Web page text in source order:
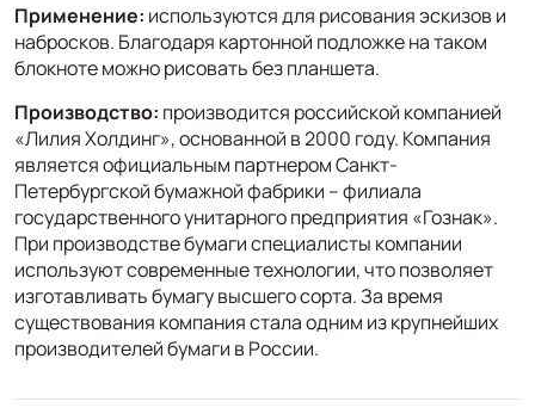
Применение: используются для рисования эскизов и
набросков. Благодаря картонной подложке на таком
блокноте можно рисовать без планшета.
Производство: производится российской компанией
«Лилия Холдинг», основанной в 2000 году. Компания
является официальным партнером Санкт-
Петербургской бумажной фабрики – филиала
государственного унитарного предприятия «Гознак».
При производстве бумаги специалисты компании
используют современные технологии, что позволяет
изготавливать бумагу высшего сорта. За время
существования компания стала одним из крупнейших
производителей бумаги в России.